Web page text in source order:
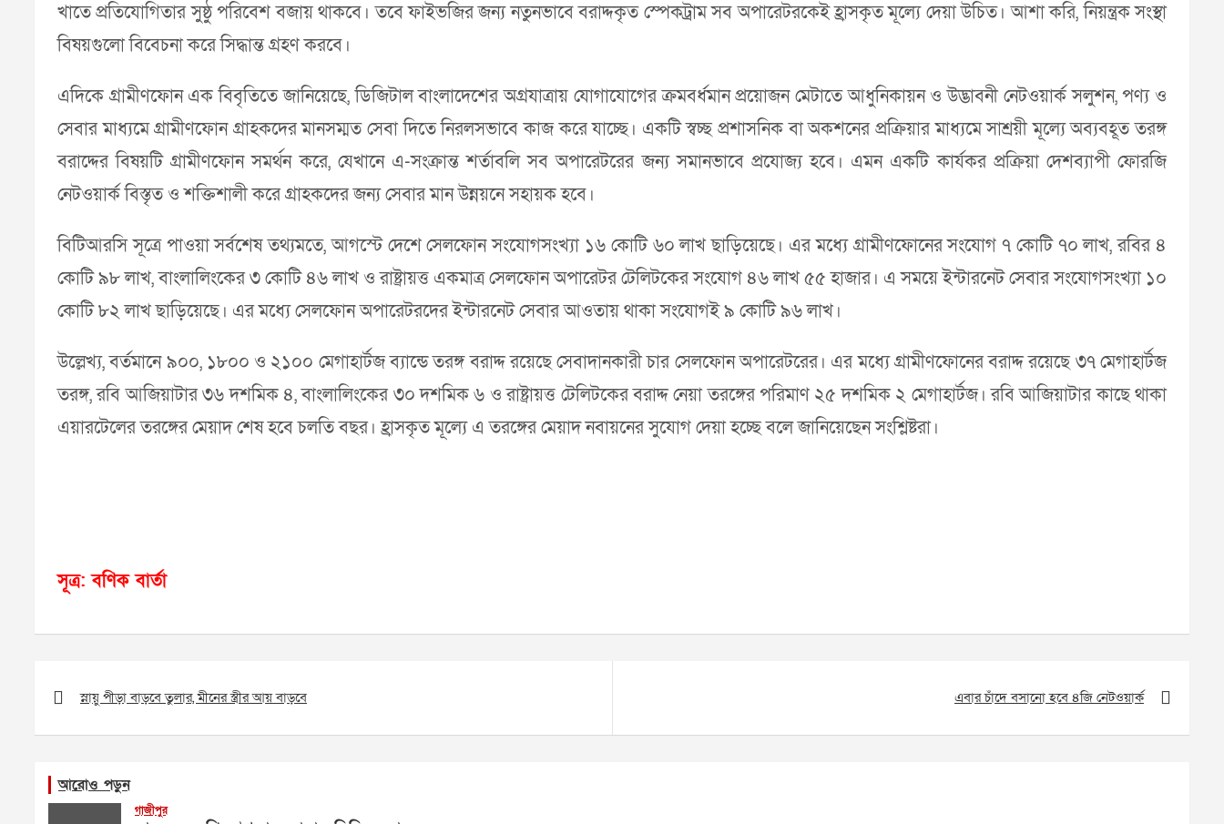
খাতে প্রতিযোগিতার সুষ্ঠু পরিবেশ বজায় থাকবে। তবে ফাইভজির জন্য নতুনভাবে বরাদ্দকৃত স্পেকট্রাম সব অপারেটরকেই হ্রাসকৃত মূল্যে দেয়া উচিত। আশা করি, নিয়ন্ত্রক সংস্থা
বিষয়গুলো বিবেচনা করে সিদ্ধান্ত গ্রহণ করবে।
এদিকে গ্রামীণফোন এক বিবৃতিতে জানিয়েছে, ডিজিটাল বাংলাদেশের অগ্রযাত্রায় যোগাযোগের ক্রমবর্ধমান প্রয়োজন মেটাতে আধুনিকায়ন ও উদ্ভাবনী নেটওয়ার্ক সলুশন, পণ্য ও
সেবার মাধ্যমে গ্রামীণফোন গ্রাহকদের মানসম্মত সেবা দিতে নিরলসভাবে কাজ করে যাচ্ছে। একটি স্বচ্ছ প্রশাসনিক বা অকশনের প্রক্রিয়ার মাধ্যমে সাশ্রয়ী মূল্যে অব্যবহূত তরঙ্গ
বরাদ্দের বিষয়টি গ্রামীণফোন সমর্থন করে, যেখানে এ-সংক্রান্ত শর্তাবলি সব অপারেটরের জন্য সমানভাবে প্রযোজ্য হবে। এমন একটি কার্যকর প্রক্রিয়া দেশব্যাপী ফোরজি
নেটওয়ার্ক বিস্তৃত ও শক্তিশালী করে গ্রাহকদের জন্য সেবার মান উন্নয়নে সহায়ক হবে।
বিটিআরসি সূত্রে পাওয়া সর্বশেষ তথ্যমতে, আগস্টে দেশে সেলফোন সংযোগসংখ্যা ১৬ কোটি ৬০ লাখ ছাড়িয়েছে। এর মধ্যে গ্রামীণফোনের সংযোগ ৭ কোটি ৭০ লাখ, রবির ৪
কোটি ৯৮ লাখ, বাংলালিংকের ৩ কোটি ৪৬ লাখ ও রাষ্ট্রায়ত্ত একমাত্র সেলফোন অপারেটর টেলিটকের সংযোগ ৪৬ লাখ ৫৫ হাজার। এ সময়ে ইন্টারনেট সেবার সংযোগসংখ্যা ১০
কোটি ৮২ লাখ ছাড়িয়েছে। এর মধ্যে সেলফোন অপারেটরদের ইন্টারনেট সেবার আওতায় থাকা সংযোগই ৯ কোটি ৯৬ লাখ।
উল্লেখ্য, বর্তমানে ৯০০, ১৮০০ ও ২১০০ মেগাহার্টজ ব্যান্ডে তরঙ্গ বরাদ্দ রয়েছে সেবাদানকারী চার সেলফোন অপারেটরের। এর মধ্যে গ্রামীণফোনের বরাদ্দ রয়েছে ৩৭ মেগাহার্টজ
তরঙ্গ, রবি আজিয়াটার ৩৬ দশমিক ৪, বাংলালিংকের ৩০ দশমিক ৬ ও রাষ্ট্রায়ত্ত টেলিটকের বরাদ্দ নেয়া তরঙ্গের পরিমাণ ২৫ দশমিক ২ মেগাহার্টজ। রবি আজিয়াটার কাছে থাকা
এয়ারটেলের তরঙ্গের মেয়াদ শেষ হবে চলতি বছর। হ্রাসকৃত মূল্যে এ তরঙ্গের মেয়াদ নবায়নের সুযোগ দেয়া হচ্ছে বলে জানিয়েছেন সংশ্লিষ্টরা।
সূত্র: বণিক বার্তা
navigation
স্নায়ু পীড়া বাড়বে তুলার, মীনের স্ত্রীর আয় বাড়বে এবার চাঁদে বসানো হবে ৪জি নেটওয়ার্ক
আরোও পড়ুন
গাজীপুর